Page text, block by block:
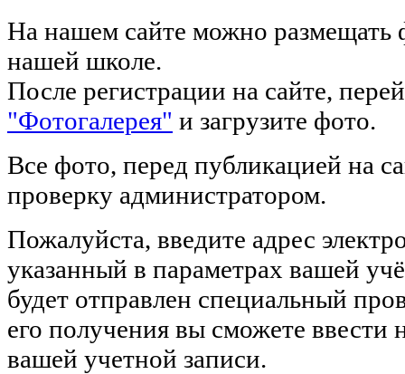
На нашем сайте можно размещать
нашей школе.
После регистрации на сайте,
"Фотогалерея" и загрузите фото.
Все фото, перед публикацией на
проверку администратором.
Пожалуйста, введите адрес
указанный в параметрах вашей
будет отправлен специальный
его получения вы сможете ввести
вашей учетной записи.